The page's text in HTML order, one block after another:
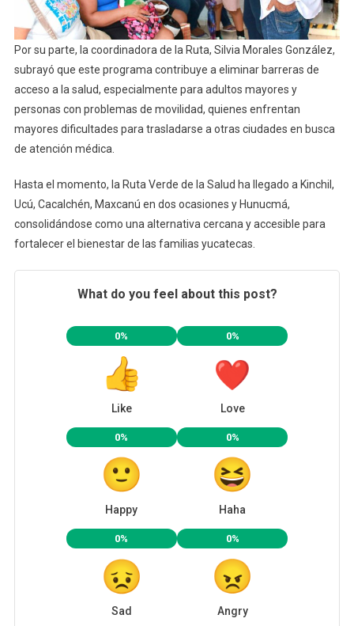
Por su parte, la coordinadora de la Ruta, Silvia Morales González,
subrayó que este programa contribuye a eliminar barreras de
acceso a la salud, especialmente para adultos mayores y
personas con problemas de movilidad, quienes enfrentan
mayores dificultades para trasladarse a otras ciudades en busca
de atención médica.
Hasta el momento, la Ruta Verde de la Salud ha llegado a Kinchil,
Ucú, Cacalchén, Maxcanú en dos ocasiones y Hunucmá,
consolidándose como una alternativa cercana y accesible para
fortalecer el bienestar de las familias yucatecas.
What do you feel about this post?
0%
Like
0%
Love
0%
Happy
0%
Haha
0%
Sad
0%
Angry